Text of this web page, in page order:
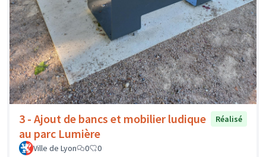
3 - Ajout de bancs et mobilier ludique
au parc Lumière
Réalisé
Ville de Lyon 0 0